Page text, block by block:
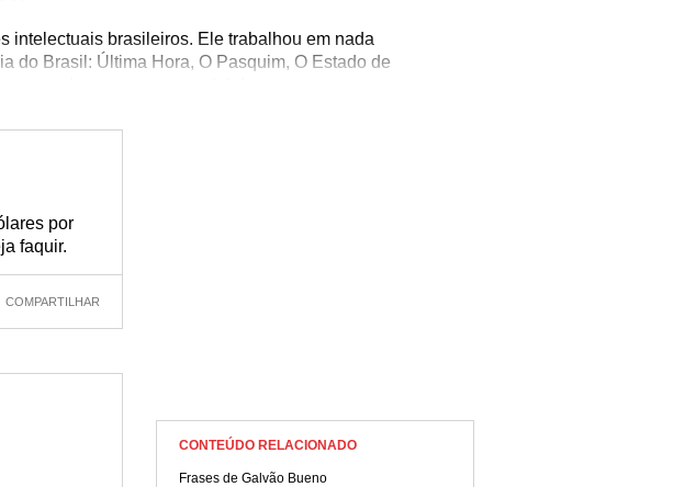
intelectuais brasileiros. Ele trabalhou em nada
do Brasil: Última Hora, O Pasquim, O Estado de
pouco dos pensamentos dele!
por
faquir.
COMPARTILHAR
CONTEÚDO RELACIONADO
Frases de Galvão Bueno